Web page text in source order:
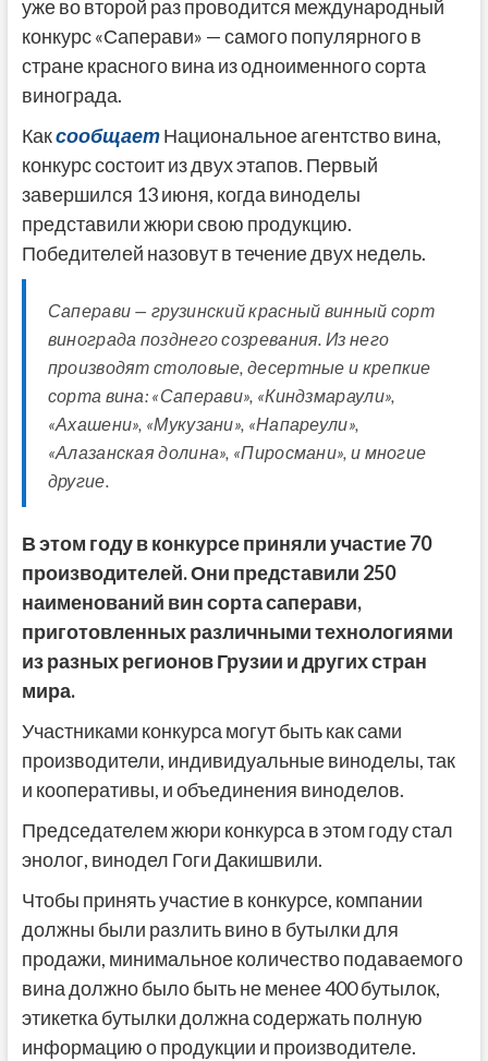
уже во второй раз проводится международный
конкурс «Саперави» — самого популярного в
стране красного вина из одноименного сорта
винограда.
КаксообщаетНациональное агентство вина,
конкурс состоит из двух этапов. Первый
завершился 13 июня, когда виноделы
представили жюри свою продукцию.
Победителей назовут в течение двух недель.
Саперави — грузинский красный винный сорт
винограда позднего созревания. Из него
производят столовые, десертные и крепкие
сорта вина: «Саперави», «Киндзмараули»,
«Ахашени», «Мукузани», «Напареули»,
«Алазанская долина», «Пиросмани», и многие
другие.
В этом году в конкурсе приняли участие 70
производителей. Они представили 250
наименований вин сорта саперави,
приготовленных различными технологиями
из разных регионов Грузии и других стран
мира.
Участниками конкурса могут быть как сами
производители, индивидуальные виноделы, так
и кооперативы, и объединения виноделов.
Председателем жюри конкурса в этом году стал
энолог, винодел Гоги Дакишвили.
Чтобы принять участие в конкурсе, компании
должны были разлить вино в бутылки для
продажи, минимальное количество подаваемого
вина должно было быть не менее 400 бутылок,
этикетка бутылки должна содержать полную
информацию о продукции и производителе.